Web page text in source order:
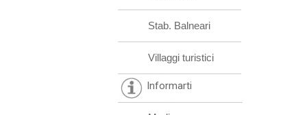
Stab. Balneari
Villaggi turistici
Informarti